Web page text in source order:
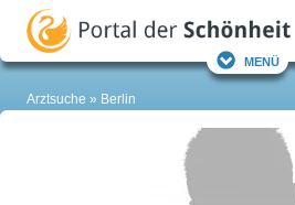
Menü
Arztsuche Berlin